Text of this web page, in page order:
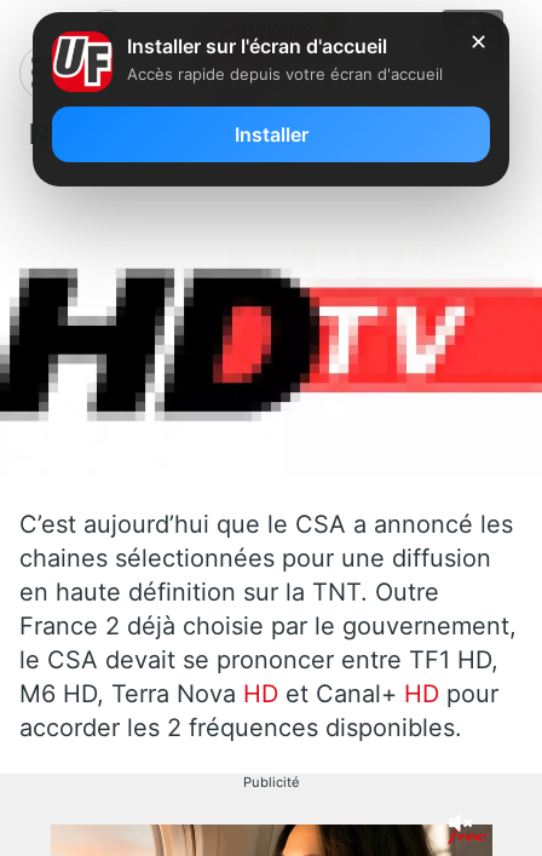
Nouvelles chaînes HD : les résultats
C’est aujourd’hui que le CSA a annoncé les
chaines sélectionnées pour une diffusion
en haute définition sur la TNT. Outre
France 2 déjà choisie par le gouvernement,
le CSA devait se prononcer entre TF1 HD,
M6 HD, Terra Nova HD et Canal+ HD pour
accorder les 2 fréquences disponibles.
Publicité
✕
Installer sur l'écran d'accueil
Accès rapide depuis votre écran d'accueil
Installer